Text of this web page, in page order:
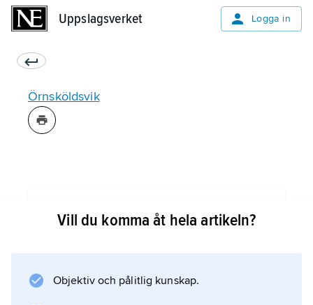
Uppslagsverket Logga in
Örnsköldsvik
Vill du komma åt hela artikeln?
Objektiv och pålitlig kunskap.